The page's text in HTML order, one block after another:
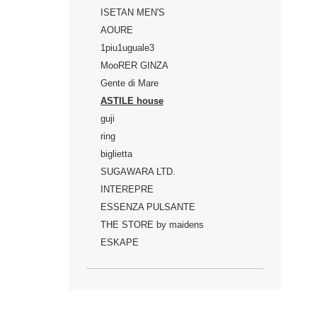
ISETAN MEN'S
AOURE
1piu1uguale3
MooRER GINZA
Gente di Mare
ASTILE house
guji
ring
biglietta
SUGAWARA LTD.
INTEREPRE
ESSENZA PULSANTE
THE STORE by maidens
ESKAPE